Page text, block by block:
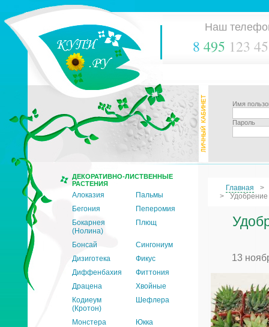
Наш
8 495 123
Имя
Пароль
ДЕКОРАТИВНО-ЛИСТВЕННЫЕ
РАСТЕНИЯ
Алоказия
Пальмы
Бегония
Пеперомия
Бокарнея
(Нолина)
Плющ
Бонсай
Сингониум
Дизиготека
Фикус
Диффенбахия
Фиттония
Драцена
Хвойные
Кодиеум
(Кротон)
Шефлера
Монстера Юкка
Главная
Удобрение
13